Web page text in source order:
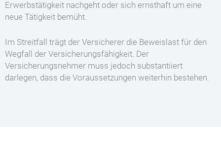
Erwerbstätigkeit nachgeht oder sich ernsthaft um eine
neue Tätigkeit bemüht.
Im Streitfall trägt der Versicherer die Beweislast für den
Wegfall der Versicherungsfähigkeit. Der
Versicherungsnehmer muss jedoch substantiiert
darlegen, dass die Voraussetzungen weiterhin bestehen.